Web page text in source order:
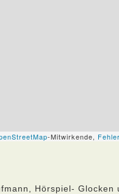
Hörspiel- Glocken